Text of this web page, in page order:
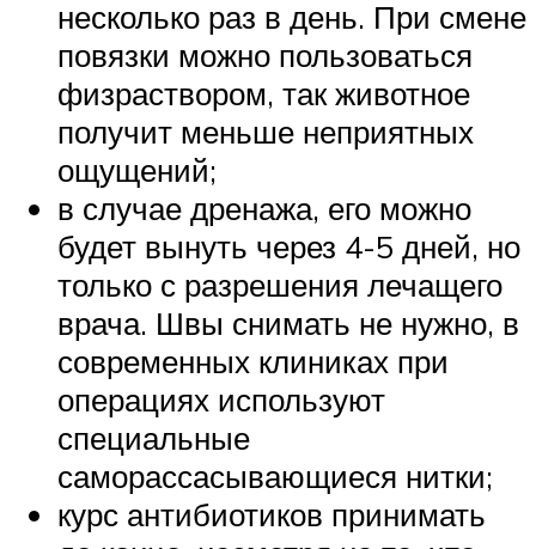
несколько раз в день. При смене
повязки можно пользоваться
физраствором, так животное
получит меньше неприятных
ощущений;
в случае дренажа, его можно
будет вынуть через 4-5 дней, но
только с разрешения лечащего
врача. Швы снимать не нужно, в
современных клиниках при
операциях используют
специальные
саморассасывающиеся нитки;
курс антибиотиков принимать